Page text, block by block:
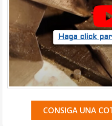
Haga click
CONSIGA UNA